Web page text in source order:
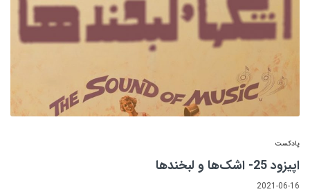
پادکست
اپیزود 25- اشک‌ها و لبخندها
2021-06-16